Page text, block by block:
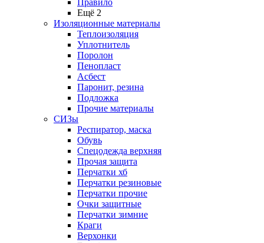
Правило
Ещё 2
Изоляционные материалы
Теплоизоляция
Уплотнитель
Поролон
Пенопласт
Асбест
Паронит, резина
Подложка
Прочие материалы
СИЗы
Респиратор, маска
Обувь
Спецодежда верхняя
Прочая защита
Перчатки хб
Перчатки резиновые
Перчатки прочие
Очки защитные
Перчатки зимние
Краги
Верхонки